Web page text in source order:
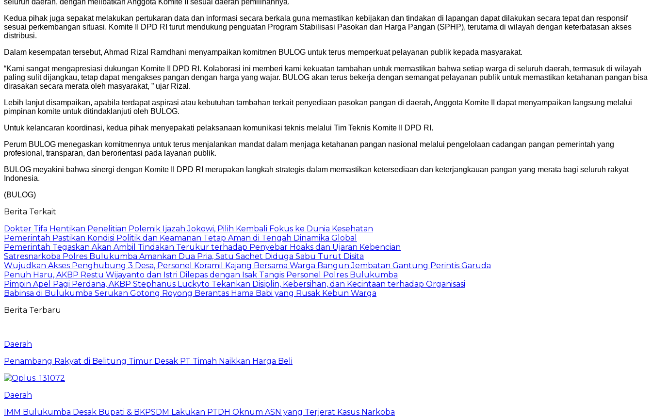
Kedua pihak juga sepakat melakukan pertukaran data dan informasi secara berkala guna memastikan kebijakan dan tindakan di lapangan dapat dilakukan secara tepat dan responsif
sesuai perkembangan situasi. Komite II DPD RI turut mendukung penguatan Program Stabilisasi Pasokan dan Harga Pangan (SPHP), terutama di wilayah dengan keterbatasan akses
distribusi.
Dalam kesempatan tersebut, Ahmad Rizal Ramdhani menyampaikan komitmen BULOG untuk terus memperkuat pelayanan publik kepada masyarakat.
“Kami sangat mengapresiasi dukungan Komite II DPD RI. Kolaborasi ini memberi kami kekuatan tambahan untuk memastikan bahwa setiap warga di seluruh daerah, termasuk di wilayah
paling sulit dijangkau, tetap dapat mengakses pangan dengan harga yang wajar. BULOG akan terus bekerja dengan semangat pelayanan publik untuk memastikan ketahanan pangan bisa
dirasakan secara merata oleh masyarakat, ” ujar Rizal.
Lebih lanjut disampaikan, apabila terdapat aspirasi atau kebutuhan tambahan terkait penyediaan pasokan pangan di daerah, Anggota Komite II dapat menyampaikan langsung melalui
pimpinan komite untuk ditindaklanjuti oleh BULOG.
Untuk kelancaran koordinasi, kedua pihak menyepakati pelaksanaan komunikasi teknis melalui Tim Teknis Komite II DPD RI.
Perum BULOG menegaskan komitmennya untuk terus menjalankan mandat dalam menjaga ketahanan pangan nasional melalui pengelolaan cadangan pangan pemerintah yang
profesional, transparan, dan berorientasi pada layanan publik.
BULOG meyakini bahwa sinergi dengan Komite II DPD RI merupakan langkah strategis dalam memastikan ketersediaan dan keterjangkauan pangan yang merata bagi seluruh rakyat
Indonesia.
(BULOG)
Berita Terkait
Dokter Tifa Hentikan Penelitian Polemik Ijazah Jokowi, Pilih Kembali Fokus ke Dunia Kesehatan
Pemerintah Pastikan Kondisi Politik dan Keamanan Tetap Aman di Tengah Dinamika Global
Pemerintah Tegaskan Akan Ambil Tindakan Terukur terhadap Penyebar Hoaks dan Ujaran Kebencian
Satresnarkoba Polres Bulukumba Amankan Dua Pria, Satu Sachet Diduga Sabu Turut Disita
Wujudkan Akses Penghubung 3 Desa, Personel Koramil Kajang Bersama Warga Bangun Jembatan Gantung Perintis Garuda
Penuh Haru, AKBP Restu Wijayanto dan Istri Dilepas dengan Isak Tangis Personel Polres Bulukumba
Pimpin Apel Pagi Perdana, AKBP Stephanus Luckyto Tekankan Disiplin, Kebersihan, dan Kecintaan terhadap Organisasi
Babinsa di Bulukumba Serukan Gotong Royong Berantas Hama Babi yang Rusak Kebun Warga
Berita Terbaru
Daerah
Penambang Rakyat di Belitung Timur Desak PT Timah Naikkan Harga Beli
Daerah
IMM Bulukumba Desak Bupati & BKPSDM Lakukan PTDH Oknum ASN yang Terjerat Kasus Narkoba